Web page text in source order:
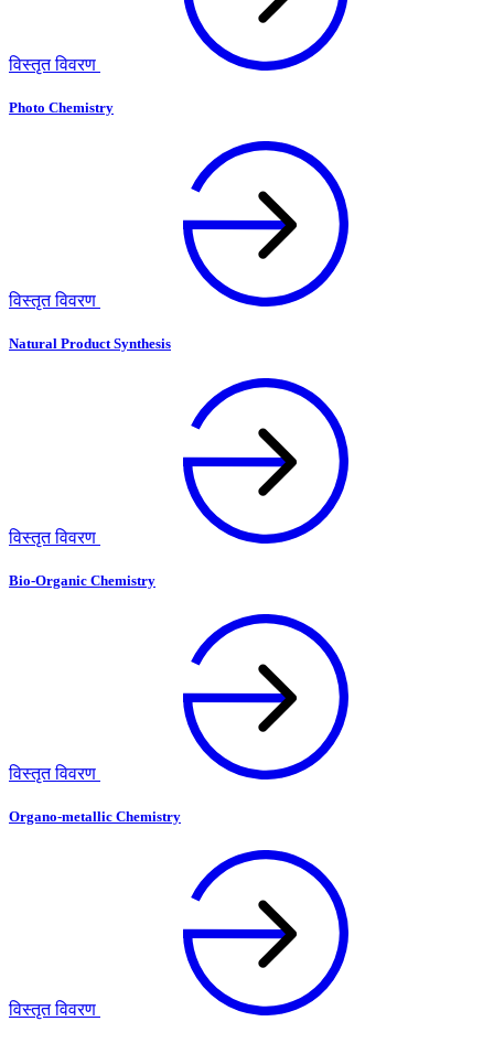
विस्तृत विवरण
Photo Chemistry
विस्तृत विवरण
Natural Product Synthesis
विस्तृत विवरण
Bio-Organic Chemistry
विस्तृत विवरण
Organo-metallic Chemistry
विस्तृत विवरण